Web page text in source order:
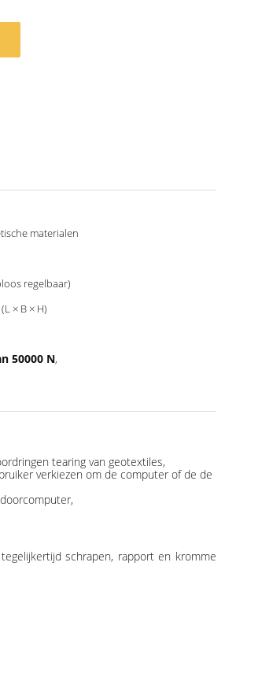
materialen
regelbaar)
× B × H)
50000 N,
tearing van geotextiles,
verkiezen om de computer of de de
schrapen, rapport en kromme